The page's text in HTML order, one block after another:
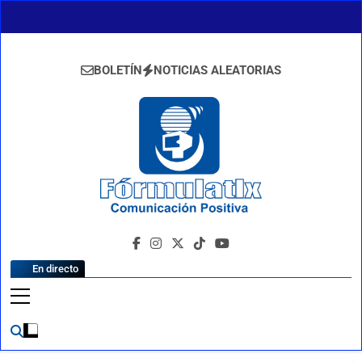
BOLETÍN NOTICIAS ALEATORIAS
En directo
FormulaTlx
Comunicación Positiva